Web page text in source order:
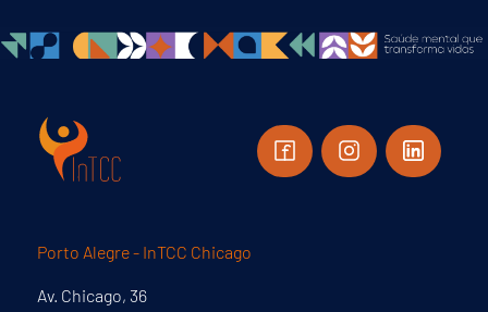
Porto Alegre - InTCC Chicago
Av. Chicago, 36